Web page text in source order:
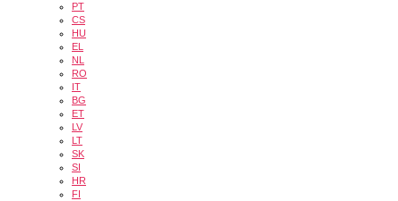
PT
CS
HU
EL
NL
RO
IT
BG
ET
LV
LT
SK
SI
HR
FI